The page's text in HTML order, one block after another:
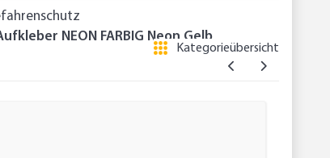
NEON FARBIG Neon Gelb
Kategorieübersicht